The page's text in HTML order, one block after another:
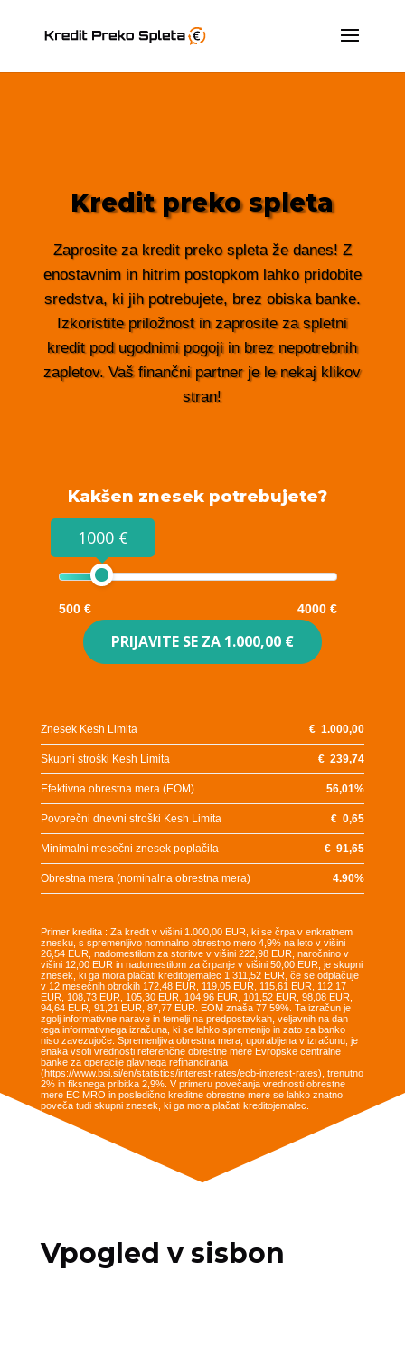
Kredit preko spleta
Zaprosite za kredit preko spleta že danes! Z
enostavnim in hitrim postopkom lahko pridobite
sredstva, ki jih potrebujete, brez obiska banke.
Izkoristite priložnost in zaprosite za spletni
kredit pod ugodnimi pogoji in brez nepotrebnih
zapletov. Vaš finančni partner je le nekaj klikov
stran!
Kakšen znesek potrebujete?
1000 €
500 € 4000 €
PRIJAVITE SE ZA 1.000,00 €
Znesek Kesh Limita €1.000,00
Skupni stroški Kesh Limita €239,74
Efektivna obrestna mera (EOM) 56,01%
Povprečni dnevni stroški Kesh Limita €0,65
Minimalni mesečni znesek poplačila €91,65
Obrestna mera (nominalna obrestna mera) 4.90%
Primer kredita : Za kredit v višini 1.000,00 EUR, ki se črpa v enkratnem
znesku, s spremenljivo nominalno obrestno mero 4,9% na leto v višini
26,54 EUR, nadomestilom za storitve v višini 222,98 EUR, naročnino v
višini 12,00 EUR in nadomestilom za črpanje v višini 50,00 EUR, je skupni
znesek, ki ga mora plačati kreditojemalec 1.311,52 EUR, če se odplačuje
v 12 mesečnih obrokih 172,48 EUR, 119,05 EUR, 115,61 EUR, 112,17
EUR, 108,73 EUR, 105,30 EUR, 104,96 EUR, 101,52 EUR, 98,08 EUR,
94,64 EUR, 91,21 EUR, 87,77 EUR. EOM znaša 77,59%. Ta izračun je
zgolj informativne narave in temelji na predpostavkah, veljavnih na dan
tega informativnega izračuna, ki se lahko spremenijo in zato za banko
niso zavezujoče. Spremenljiva obrestna mera, uporabljena v izračunu, je
enaka vsoti vrednosti referenčne obrestne mere Evropske centralne
banke za operacije glavnega refinanciranja
(https://www.bsi.si/en/statistics/interest-rates/ecb-interest-rates), trenutno
2% in fiksnega pribitka 2,9%. V primeru povečanja vrednosti obrestne
mere EC MRO in posledično kreditne obrestne mere se lahko znatno
poveča tudi skupni znesek, ki ga mora plačati kreditojemalec.
Vpogled v sisbon